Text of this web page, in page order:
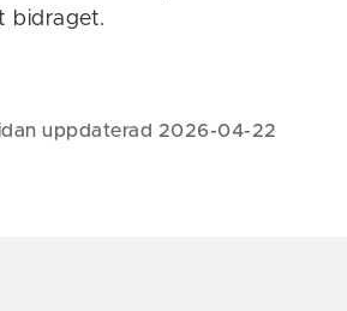
bidraget.
uppdaterad 2026-04-22